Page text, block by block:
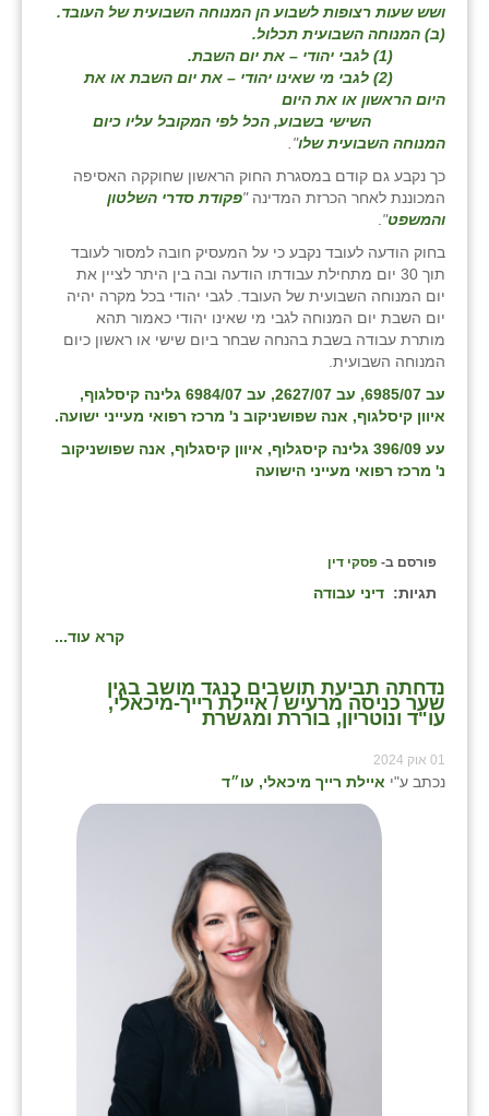
ושש שעות רצופות לשבוע הן המנוחה השבועית של העובד.
(ב) המנוחה השבועית תכלול.
(1) לגבי יהודי – את יום השבת.
(2) לגבי מי שאינו יהודי – את יום השבת או את
היום הראשון או את היום
השישי בשבוע, הכל לפי המקובל עליו כיום
המנוחה השבועית שלו".
כך נקבע גם קודם במסגרת החוק הראשון שחוקקה האסיפה
המכוננת לאחר הכרזת המדינה"פקודת סדרי השלטון
והמשפט"
בחוק הודעה לעובד נקבע כי על המעסיק חובה למסור לעובד
תוך 30 יום מתחילת עבודתו הודעה ובה בין היתר לציין את
יום המנוחה השבועית של העובד. לגבי יהודי בכל מקרה יהיה
יום השבת יום המנוחה לגבי מי שאינו יהודי כאמור תהא
מותרת עבודה בשבת בהנחה שבחר ביום שישי או ראשון כיום
המנוחה השבועית.
עב 6985/07, עב 2627/07, עב 6984/07 גלינה קיסלגוף,
איוון קיסלגוף, אנה שפושניקוב נ' מרכז רפואי מעייני ישועה.
עע 396/09 גלינה קיסגלוף, איוון קיסגלוף, אנה שפושניקוב
נ' מרכז רפואי מעייני הישועה
פורסם ב- פסקי דין
תגיות: דיני עבודה
קרא עוד...
נדחתה תביעת תושבים כנגד מושב בגין
שער כניסה מרעיש / איילת רייך-מיכאלי,
עו"ד ונוטריון, בוררת ומגשרת
01 אוק 2024
נכתב ע"י איילת רייך מיכאלי, עו״ד